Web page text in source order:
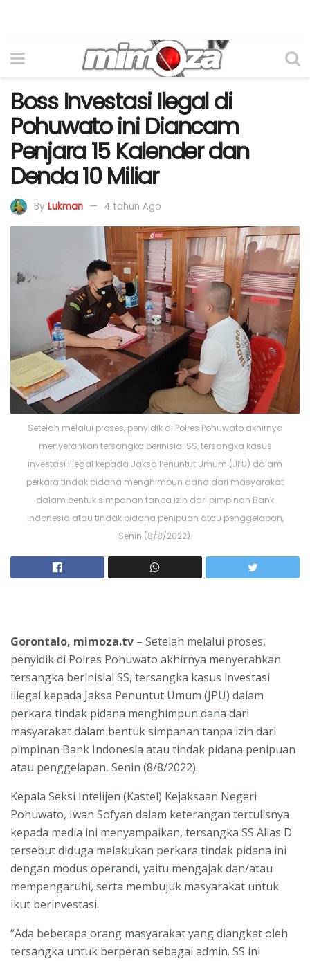
Boss Investasi Ilegal di
Pohuwato ini Diancam
Penjara 15 Kalender dan
Denda 10 Miliar
By Lukman 4 tahun Ago
Setelah melalui proses, penyidik di Polres Pohuwato akhirnya
menyerahkan tersangka berinisial SS, tersangka kasus
investasi illegal kepada Jaksa Penuntut Umum (JPU) dalam
perkara tindak pidana menghimpun dana dari masyarakat
dalam bentuk simpanan tanpa izin dari pimpinan Bank
Indonesia atau tindak pidana penipuan atau penggelapan,
Senin (8/8/2022).
Gorontalo, mimoza.tv – Setelah melalui proses,
penyidik di Polres Pohuwato akhirnya menyerahkan
tersangka berinisial SS, tersangka kasus investasi
illegal kepada Jaksa Penuntut Umum (JPU) dalam
perkara tindak pidana menghimpun dana dari
masyarakat dalam bentuk simpanan tanpa izin dari
pimpinan Bank Indonesia atau tindak pidana penipuan
atau penggelapan, Senin (8/8/2022).
Kepala Seksi Intelijen (Kastel) Kejaksaan Negeri
Pohuwato, Iwan Sofyan dalam keterangan tertulisnya
kepada media ini menyampaikan, tersangka SS Alias D
tersebut diduga melakukan perkara tindak pidana ini
dengan modus operandi, yaitu mengajak dan/atau
mempengaruhi, serta membujuk masyarakat untuk
ikut berinvestasi.
“Ada beberapa orang masyarakat yang diangkat oleh
tersangka untuk berperan sebagai admin. SS ini